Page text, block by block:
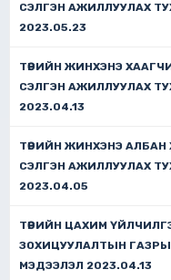
СЭЛГЭН АЖИЛЛУУЛАХ
2023.05.23
ТӨРИЙН ЖИНХЭНЭ
СЭЛГЭН АЖИЛЛУУЛАХ
2023.04.13
ТӨРИЙН ЖИНХЭНЭ
СЭЛГЭН АЖИЛЛУУЛАХ
2023.04.05
ТӨРИЙН ЦАХИМ
ЗОХИЦУУЛАЛТЫН
МЭДЭЭЛЭЛ 2023.04.13